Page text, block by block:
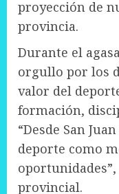
proyección de
provincia.
Durante el
orgullo por los
valor del
formación,
“Desde San
deporte como
provincial.